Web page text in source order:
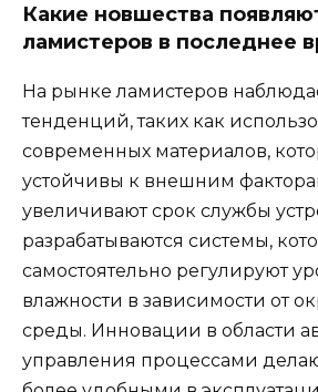
Какие новшества
ламистеров в последнее
На рынке ламистеров
тенденций, таких как
современных материалов,
устойчивы к внешним
увеличивают срок службы
разрабатываются системы,
самостоятельно регулируют
влажности в зависимости от
среды. Инновации в области
управления процессами